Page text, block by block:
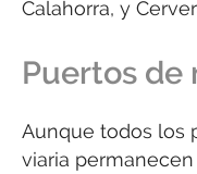
Calahorra, y
Puertos de
Aunque todos los
viaria